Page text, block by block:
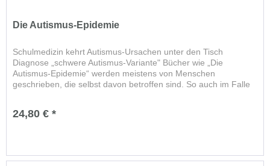
Die Autismus-Epidemie
Schulmedizin kehrt Autismus-Ursachen unter den Tisch
Diagnose „schwere Autismus-Variante" Bücher wie „Die
Autismus-Epidemie“ werden meistens von Menschen
geschrieben, die selbst davon betroffen sind. So auch im Falle
24,80 € *